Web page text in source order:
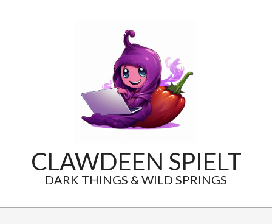
CLAWDEEN SPIELT
DARK THINGS & WILD SPRINGS